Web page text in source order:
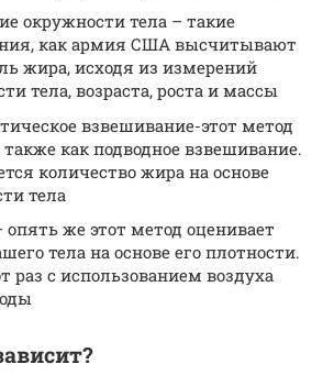
окружности тела – такие
как армия США высчитывают
жира, исходя из измерений
тела, возраста, роста и массы
взвешивание-этот метод
также как подводное взвешивание.
количество жира на основе
тела
опять же этот метод оценивает
тела на основе его плотности.
раз с использованием воздуха